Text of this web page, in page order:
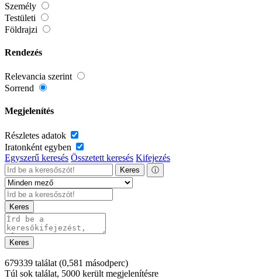
Személy
Testületi
Földrajzi
Rendezés
Relevancia szerint
Sorrend
Megjelenítés
Részletes adatok
Iratonként egyben
Egyszerű keresés Összetett keresés Kifejezés
Keres ⓘ
Keres
Keres
679339 találat (0,581 másodperc)
Túl sok találat, 5000 került megjelenítésre